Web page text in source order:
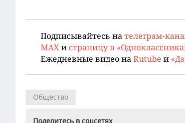
Подписывайтесь на телеграм-
MAX и страницу в
Ежедневные видео на Rutube и
Общество
Поделитесь в соцсетях